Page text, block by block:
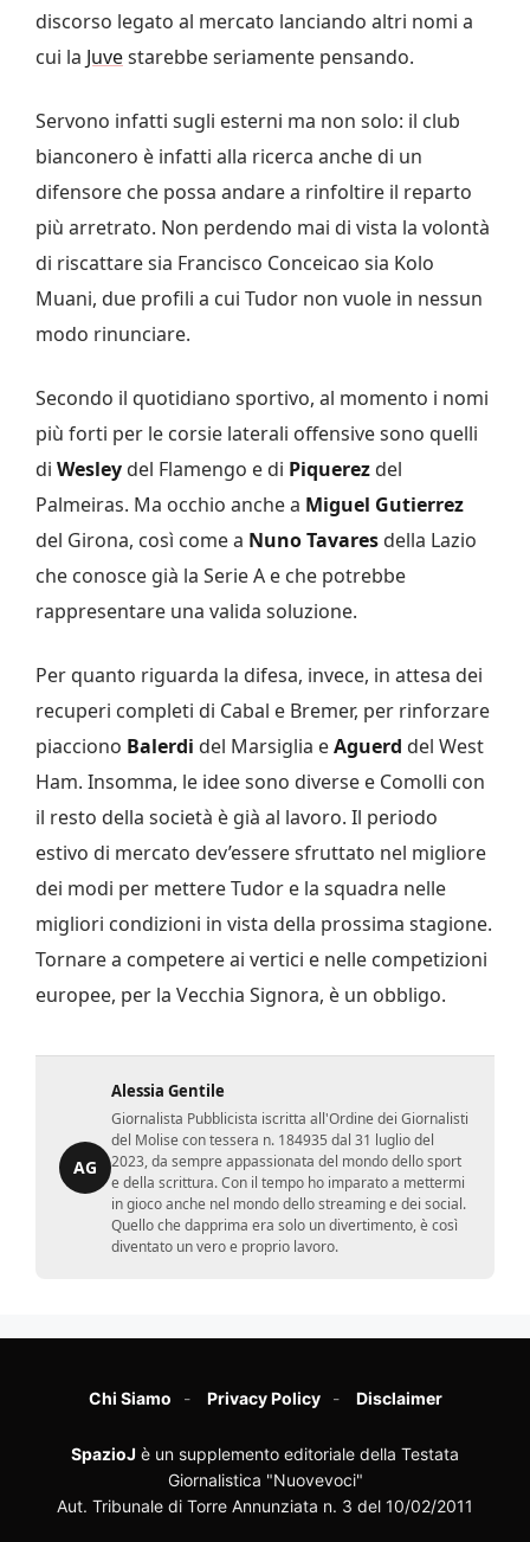
discorso legato al mercato lanciando altri nomi a
cui la Juvestarebbe seriamente pensando.
Servono infatti sugli esterni ma non solo: il club
bianconero è infatti alla ricerca anche di un
difensore che possa andare a rinfoltire il reparto
più arretrato. Non perdendo mai di vista la volontà
di riscattare sia Francisco Conceicao sia Kolo
Muani, due profili a cui Tudor non vuole in nessun
modo rinunciare.
Secondo il quotidiano sportivo, al momento i nomi
più forti per le corsie laterali offensive sono quelli
di Wesley del Flamengo e di Piquerez del
Palmeiras. Ma occhio anche a Miguel Gutierrez
del Girona, così come a Nuno Tavares della Lazio
che conosce già la Serie A e che potrebbe
rappresentare una valida soluzione.
Per quanto riguarda la difesa, invece, in attesa dei
recuperi completi di Cabal e Bremer, per rinforzare
piacciono Balerdi del Marsiglia eAguerd del West
Ham. Insomma, le idee sono diverse e Comolli con
il resto della società è già al lavoro. Il periodo
estivo di mercato dev’essere sfruttato nel migliore
dei modi per mettere Tudor e la squadra nelle
migliori condizioni in vista della prossima stagione.
Tornare a competere ai vertici e nelle competizioni
europee, per la Vecchia Signora, è un obbligo.
AG
Alessia Gentile
Giornalista Pubblicista iscritta all'Ordine dei Giornalisti
del Molise con tessera n. 184935 dal 31 luglio del
2023, da sempre appassionata del mondo dello sport
e della scrittura. Con il tempo ho imparato a mettermi
in gioco anche nel mondo dello streaming e dei social.
Quello che dapprima era solo un divertimento, è così
diventato un vero e proprio lavoro.
Chi Siamo Privacy Policy Disclaimer
SpazioJ è un supplemento editoriale della Testata
Giornalistica "Nuovevoci"
Aut. Tribunale di Torre Annunziata n. 3 del 10/02/2011